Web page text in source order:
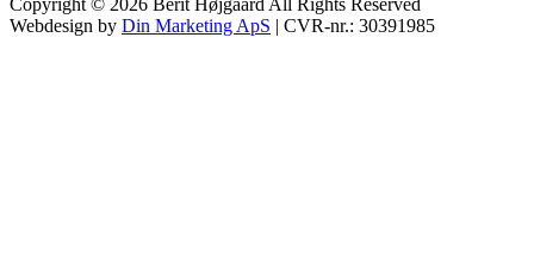
Copyright © 2026 Berit Højgaard All Rights Reserved
Webdesign by Din Marketing ApS | CVR-nr.: 30391985